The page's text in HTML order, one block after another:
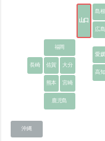
山口
島根
広島
福岡
愛媛
長崎 佐賀
大分
高知
熊本
宮崎
鹿児島
沖縄